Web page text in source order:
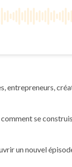
se
un nouvel